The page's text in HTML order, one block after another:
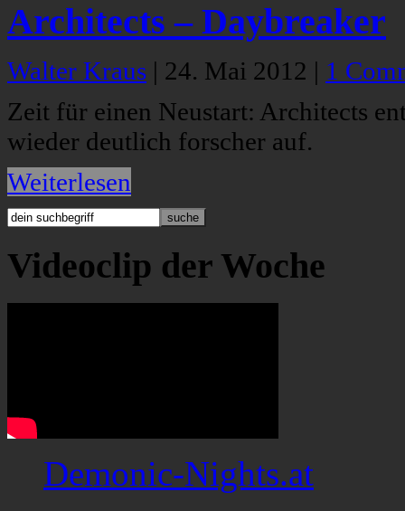
Architects – Daybreaker
Walter Kraus | 24. Mai 2012 | 1
Zeit für einen Neustart: Architects
wieder deutlich forscher auf.
Weiterlesen
Videoclip der Woche
Demonic-Nights.at